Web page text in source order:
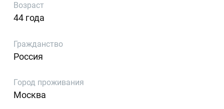
Возраст
44 года
Гражданство
Россия
Город проживания
Москва